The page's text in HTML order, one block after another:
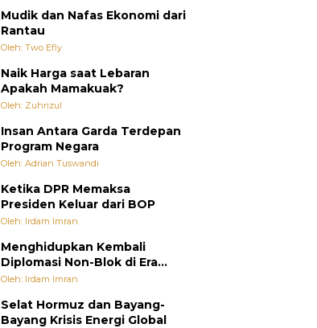
Mudik dan Nafas Ekonomi dari
Rantau
Oleh: Two Efly
Naik Harga saat Lebaran
Apakah Mamakuak?
Oleh: Zuhrizul
Insan Antara Garda Terdepan
Program Negara
Oleh: Adrian Tuswandi
Ketika DPR Memaksa
Presiden Keluar dari BOP
Oleh: Irdam Imran
Menghidupkan Kembali
Diplomasi Non-Blok di Era
Multipolar
Oleh: Irdam Imran
Selat Hormuz dan Bayang-
Bayang Krisis Energi Global